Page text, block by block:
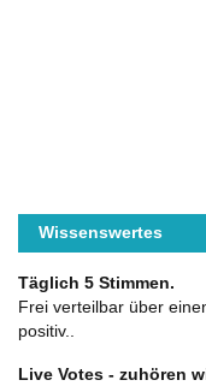
Wissenswertes
Täglich 5 Stimmen.
Frei verteilbar über
positiv..
Live Votes - zuhören